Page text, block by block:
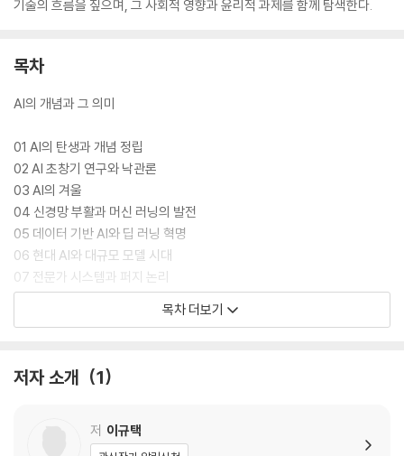
기술의 흐름을 짚으며, 그 사회적 영향과 윤리적 과제를 함께 탐색한다.
목차
AI의 개념과 그 의미
01 AI의 탄생과 개념 정립
02 AI 초창기 연구와 낙관론
03 AI의 겨울
04 신경망 부활과 머신 러닝의 발전
05 데이터 기반 AI와 딥 러닝 혁명
06 현대 AI와 대규모 모델 시대
07 전문가 시스템과 퍼지 논리
08 AI의 산업적 적용
목차 더보기
저자 소개 1
저 이규택